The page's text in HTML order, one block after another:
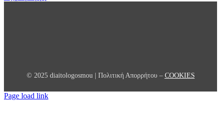
© 2025 diaitologosmou | Πολιτική Απορρήτου – COOKIES
Page load link